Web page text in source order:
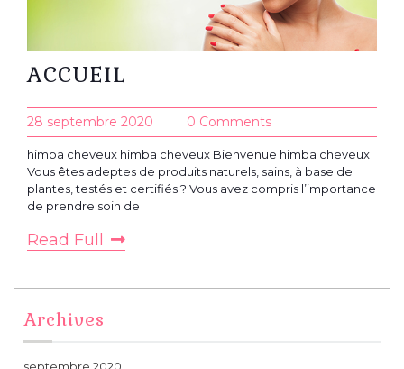
ACCUEIL
28 septembre 2020 0 Comments
himba cheveux himba cheveux Bienvenue himba cheveux
Vous êtes adeptes de produits naturels, sains, à base de
plantes, testés et certifiés ? Vous avez compris l’importance
de prendre soin de
Read Full
Archives